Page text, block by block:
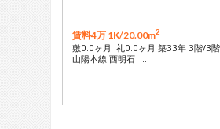
賃料4万 1K/20.00m2
敷0.0ヶ月 礼0.0ヶ月 築33年 3階/3階
山陽本線 西明石 …